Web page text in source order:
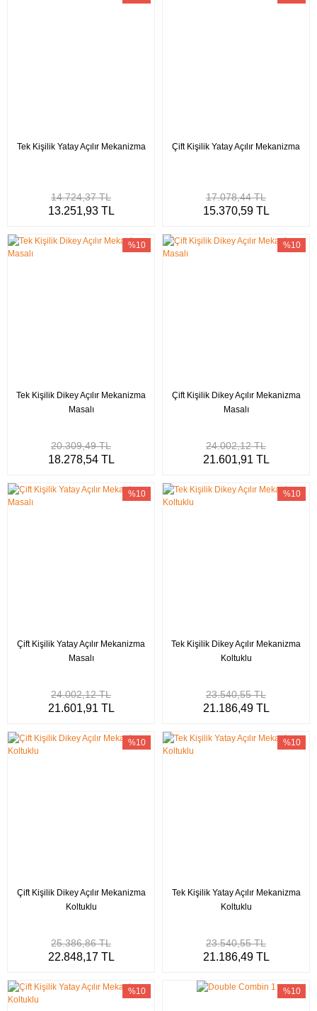
Tek Kişilik Yatay Açılır Mekanizma
14.724,37 TL
13.251,93 TL
Çift Kişilik Yatay Açılır Mekanizma
17.078,44 TL
15.370,59 TL
Tek Kişilik Dikey Açılır Mekanizma
Masalı
%10
20.309,49 TL
18.278,54 TL
Çift Kişilik Dikey Açılır Mekanizma
Masalı
%10
24.002,12 TL
21.601,91 TL
Çift Kişilik Yatay Açılır Mekanizma
Masalı
%10
24.002,12 TL
21.601,91 TL
Tek Kişilik Dikey Açılır Mekanizma
Koltuklu
%10
23.540,55 TL
21.186,49 TL
Çift Kişilik Dikey Açılır Mekanizma
Koltuklu
%10
25.386,86 TL
22.848,17 TL
Tek Kişilik Yatay Açılır Mekanizma
Koltuklu
%10
23.540,55 TL
21.186,49 TL
%10 %10